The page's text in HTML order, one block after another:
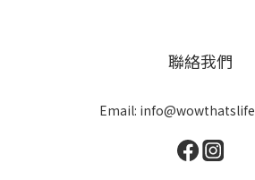
聯絡我們
Email: